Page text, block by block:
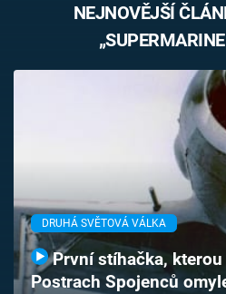
Témata
Časopis
Sledujte prima+
NEJNOVĚJŠÍ
DRUHÁ SVĚTOVÁ VÁLKA
První stíhačka,
Postrach Spojenců